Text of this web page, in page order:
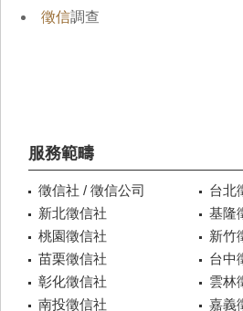
徵信調查
服務範疇
徵信社 / 徵信公司
台北
新北徵信社
基隆
桃園徵信社
新竹
苗栗徵信社
台中
彰化徵信社
雲林
南投徵信社
嘉義